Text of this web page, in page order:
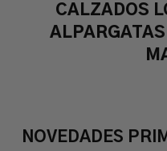
CALZADOS
NOVEDADES